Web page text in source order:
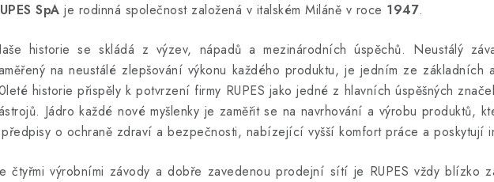
SpA je rodinná společnost založená v italském Miláně v roce 1947.
historie se skládá z výzev, nápadů a mezinárodních úspěchů. Neustálý
na neustálé zlepšování výkonu každého produktu, je jedním ze základních
historie přispěly k potvrzení firmy RUPES jako jedné z hlavních úspěšných
Jádro každé nové myšlenky je zaměřit se na navrhování a výrobu produktů,
o ochraně zdraví a bezpečnosti, nabízející vyšší komfort práce a poskytují
čtyřmi výrobními závody a dobře zavedenou prodejní sítí je RUPES vždy blízko